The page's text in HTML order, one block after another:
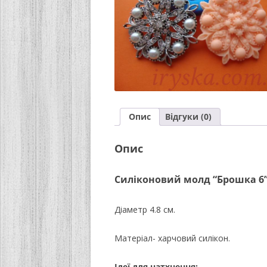
Опис Відгуки (0)
Опис
Силіконовий молд “Брошка
Діаметр 4.8 см.
Матеріал- харчовий силікон.